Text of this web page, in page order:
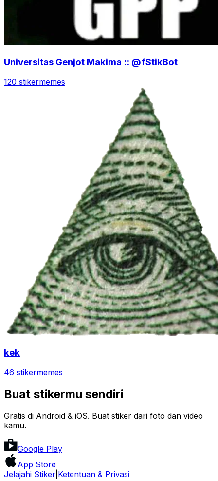
Universitas Genjot Makima :: @fStikBot
120 stikermemes
kek
46 stikermemes
Buat stikermu sendiri
Gratis di Android & iOS. Buat stiker dari foto dan video
kamu.
Google Play
App Store
Jelajahi Stiker Ketentuan & Privasi